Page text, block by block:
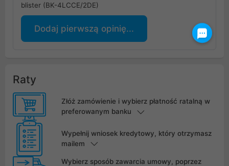
blister (BK-4LCCE/2DE)
Dodaj pierwszą opinię...
Raty
Złóż zamówienie i wybierz płatność ratalną w
preferowanym banku
Wypełnij wniosek kredytowy, który otrzymasz
mailem
Wybierz sposób zawarcia umowy, poprzez